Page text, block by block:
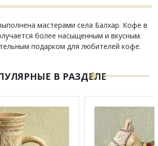
мастерами села Балхар. Кофе в
более насыщенным и вкусным.
подарком для любителей кофе.
В РАЗДЕЛЕ